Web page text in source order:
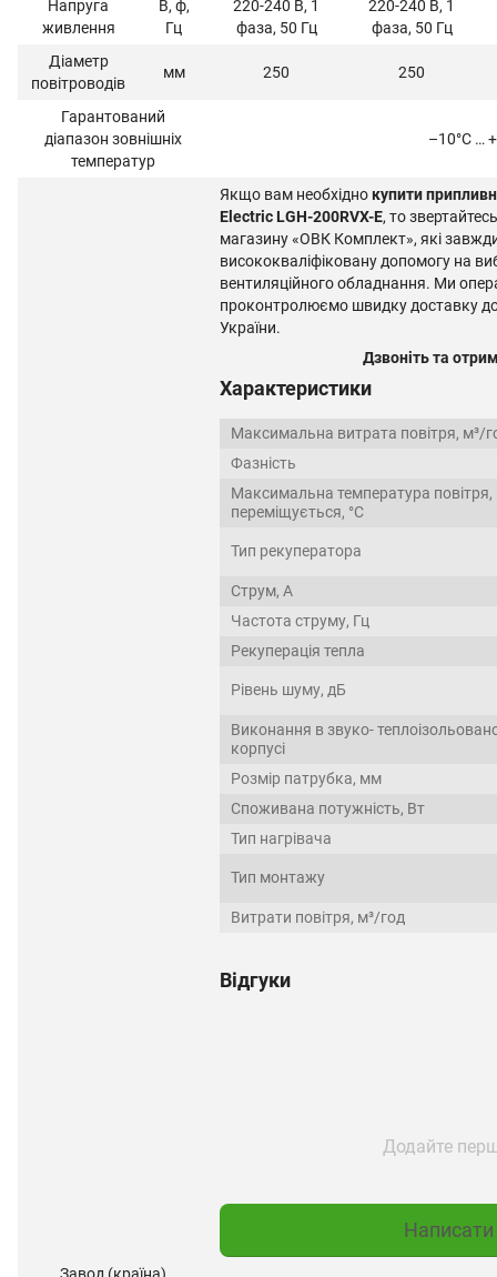
Напруга
живлення
В, ф,
Гц
220-240 В, 1
фаза, 50 Гц
220-240 В, 1
фаза, 50 Гц
Діаметр
повітроводів
мм 250 250
Гарантований
діапазон зовнішніх
температур
–10°C …
Якщо вам необхідно купити
Electric LGH-200RVX-E, то
магазину «ОВК Комплект», які
висококваліфіковану допомогу на
вентиляційного обладнання. Ми
проконтролюємо швидку доставку
України.
Дзвоніть та
Характеристики
Максимальна витрата повітря, м³/
Фазність
Максимальна температура
переміщується, °C
Тип рекуператора
Струм, А
Частота струму, Гц
Рекуперація тепла
Рівень шуму, дБ
Виконання в звуко-
корпусі
Розмір патрубка, мм
Споживана потужність, Вт
Тип нагрівача
Тип монтажу
Витрати повітря, м³/год
Відгуки
Додайте
Написати